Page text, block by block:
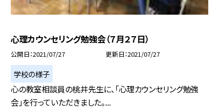
心理カウンセリング勉強会（７月２７日）
公開日 2021/07/27 更新日 2021/07/27
学校の様子
心の教室相談員の桃井先生に、「心理カウンセリング勉強
会」を行っていただきました。...